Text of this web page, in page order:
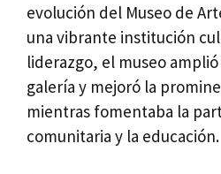
evolución del Museo de
una vibrante institución
liderazgo, el museo amplió
galería y mejoró la
mientras fomentaba la
comunitaria y la educación.